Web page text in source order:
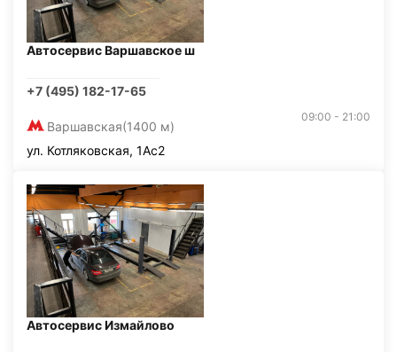
Автосервис Варшавское ш
+7 (495) 182-17-65
Варшавская(1400 м)
09:00 - 21:00
ул. Котляковская, 1Ас2
Автосервис Измайлово